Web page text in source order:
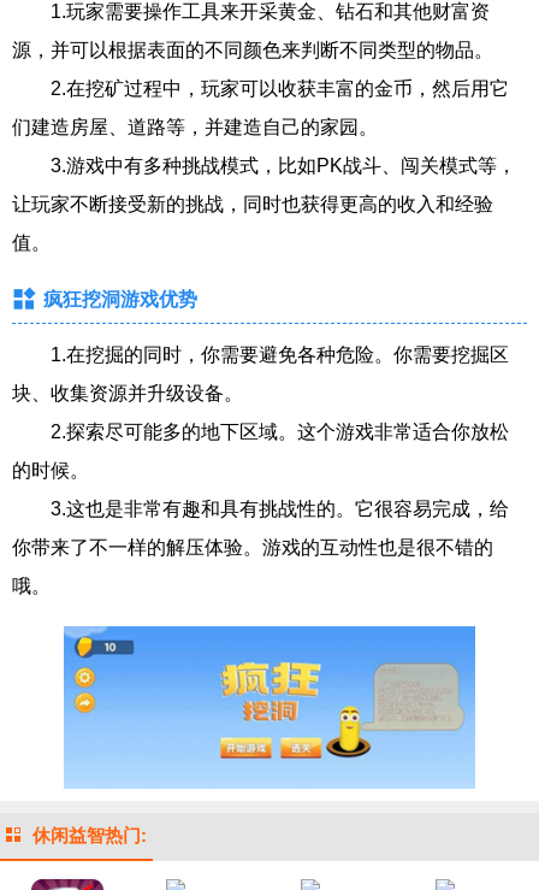
1.玩家需要操作工具来开采黄金、钻石和其他财富资
源，并可以根据表面的不同颜色来判断不同类型的物品。
2.在挖矿过程中，玩家可以收获丰富的金币，然后用它
们建造房屋、道路等，并建造自己的家园。
3.游戏中有多种挑战模式，比如PK战斗、闯关模式等，
让玩家不断接受新的挑战，同时也获得更高的收入和经验
值。
疯狂挖洞游戏优势
1.在挖掘的同时，你需要避免各种危险。你需要挖掘区
块、收集资源并升级设备。
2.探索尽可能多的地下区域。这个游戏非常适合你放松
的时候。
3.这也是非常有趣和具有挑战性的。它很容易完成，给
你带来了不一样的解压体验。游戏的互动性也是很不错的
哦。
休闲益智热门: